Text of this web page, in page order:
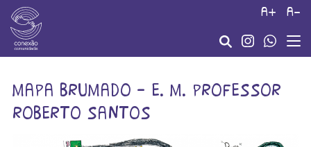
a+ a-
mapa brumado – e. m. professor
roberto santos